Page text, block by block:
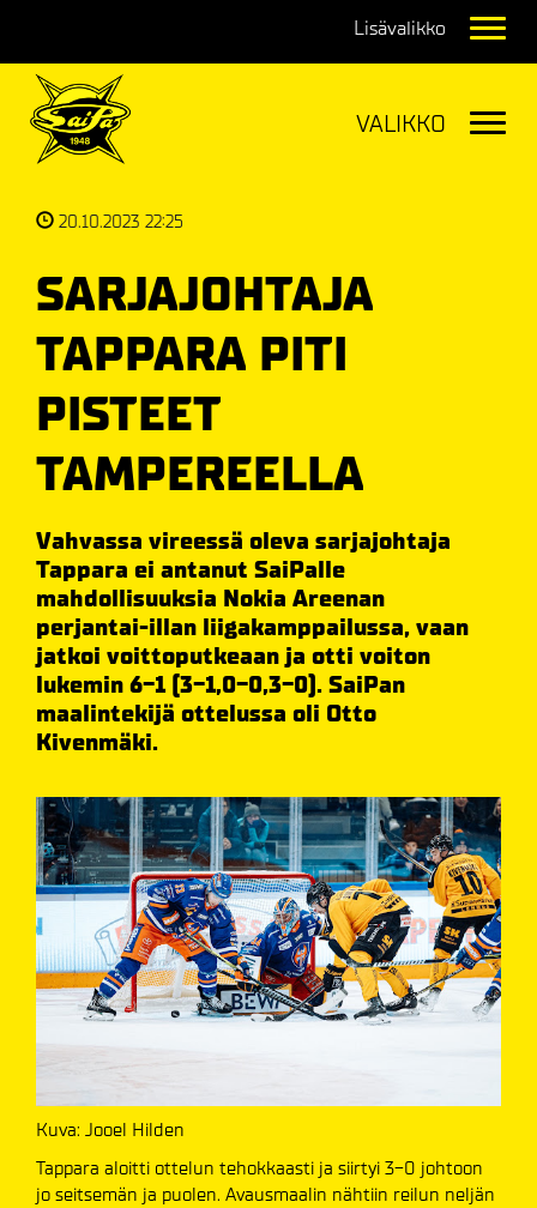
20.10.2023 22:25
SARJAJOHTAJA
TAPPARA PITI
PISTEET
TAMPEREELLA
Vahvassa vireessä oleva sarjajohtaja
Tappara ei antanut SaiPalle
mahdollisuuksia Nokia Areenan
perjantai-illan liigakamppailussa, vaan
jatkoi voittoputkeaan ja otti voiton
lukemin 6-1 (3-1,0-0,3-0). SaiPan
maalintekijä ottelussa oli Otto
Kivenmäki.
Kuva: Jooel Hilden
Tappara aloitti ottelun tehokkaasti ja siirtyi 3-0 johtoon
jo seitsemän ja puolen. Avausmaalin nähtiin reilun neljän